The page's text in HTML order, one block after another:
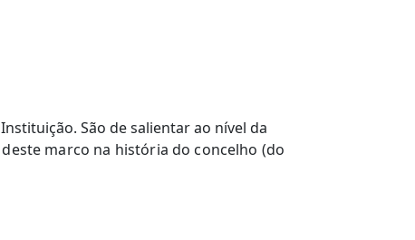
São de salientar ao nível da
marco na história do concelho (do